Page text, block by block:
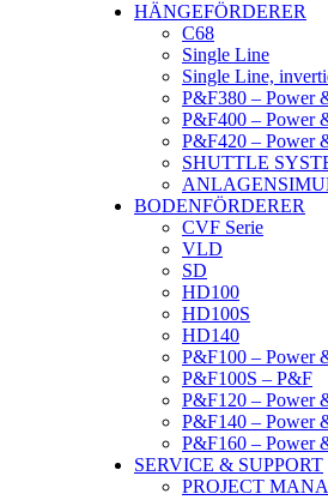
HÄNGEFÖRDERER
C68
Single Line
Single Line,
P&F380 – Power
P&F400 – Power
P&F420 – Power
SHUTTLE
BODENFÖRDERER
CVF Serie
VLD
SD
HD100
HD100S
HD140
P&F100 – Power
P&F100S – P&F
P&F120 – Power
P&F140 – Power
P&F160 – Power
SERVICE & SUPPORT
PROJECT